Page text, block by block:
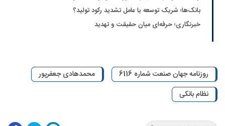
بانک‌ها؛ شریک توسعه یا عامل تشدید رکود تولید؟
خبرنگاری؛ حرفه‌ای میان حقیقت و تهدید
روزنامه جهان صنعت شماره 6116
محمدهادی جعفرپور
نظام بانکی